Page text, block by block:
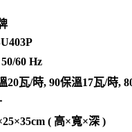
60 Hz
20瓦/時, 90保溫17瓦/時,
( 高×寬×深 )